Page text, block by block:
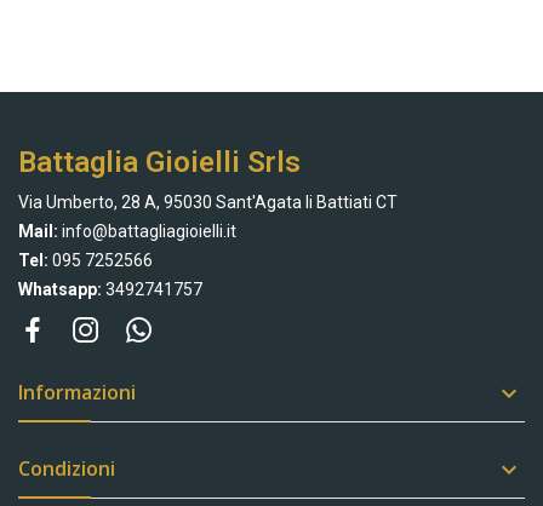
Battaglia Gioielli Srls
Via Umberto, 28 A, 95030 Sant'Agata li Battiati CT
Mail: info@battagliagioielli.it
Tel: 095 7252566
Whatsapp: 3492741757
Informazioni 
Condizioni 